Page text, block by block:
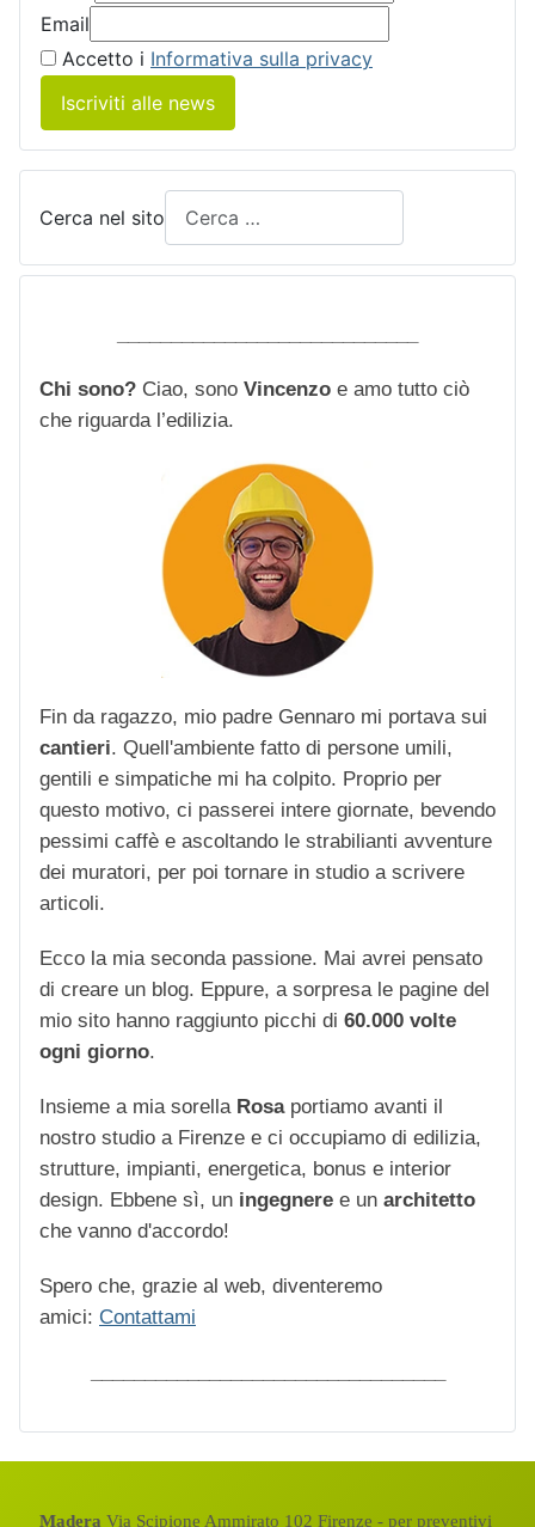
Email
Accetto i Informativa sulla privacy
Iscriviti alle news
Cerca nel sito
Chi sono? Ciao, sono Vincenzo e amo tutto ciò
che riguarda l’edilizia.
Fin da ragazzo, mio padre Gennaro mi portava sui
cantieri. Quell'ambiente fatto di persone umili,
gentili e simpatiche mi ha colpito. Proprio per
questo motivo, ci passerei intere giornate, bevendo
pessimi caffè e ascoltando le strabilianti avventure
dei muratori, per poi tornare in studio a scrivere
articoli.
Ecco la mia seconda passione. Mai avrei pensato
di creare un blog. Eppure, a sorpresa le pagine del
mio sito hanno raggiunto picchi di 60.000 volte
ogni giorno.
Insieme a mia sorella Rosaportiamo avanti il
nostro studio a Firenze e ci occupiamo di edilizia,
strutture, impianti, energetica, bonus e interior
design. Ebbene sì, un ingegnere e un architetto
che vanno d'accordo!
Spero che, grazie al web, diventeremo
amici: Contattami
Madera Via Scipione Ammirato 102 Firenze - per preventivi